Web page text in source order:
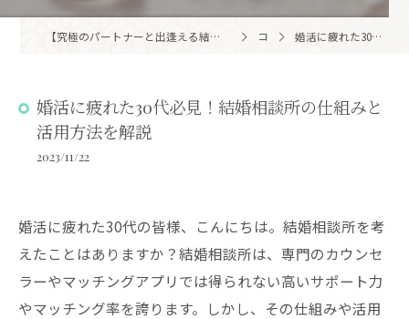
【究極のパートナーと出逢える結婚相談所】目黒区・品川区で結婚相談所ならアノー・ド・マリアージュ 目黒婚活サロン コラム 婚活に疲れた30代必見！結婚相談所の仕組みと活用方法を解説
婚活に疲れた30代必見！結婚相談所の仕組みと
活用方法を解説
2023/11/22
婚活に疲れた30代の皆様、こんにちは。結婚相談所を考
えたことはありますか？結婚相談所は、専門のカウンセ
ラーやマッチングアプリでは得られない高いサポート力
やマッチング率を誇ります。しかし、その仕組みや活用